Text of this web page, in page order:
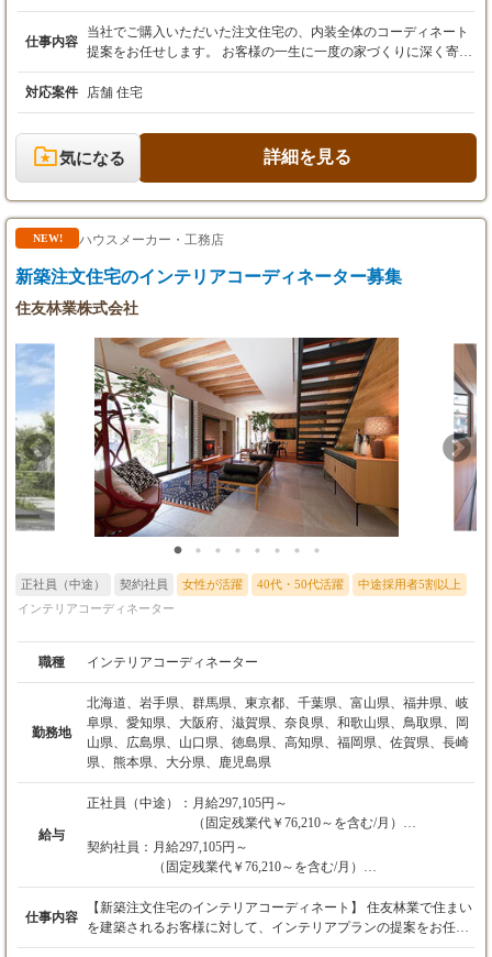
す。
※上記額には固定残業代（月30時間分、55,000
円～）を含みます。超過分は全額支給します。
り）
・インセンティブ賞与：年2回（1月、7月）
試用期間：6ヶ月（期間中の給与・待遇に変動
仕事内容
当社でご購入いただいた注文住宅の、内装全体のコーディネート
提案をお任せします。 お客様の一生に一度の家づくりに深く寄り
添い、理想の空間を形にする、やりがいの大きな仕事です。 【具
体的な業務内容】 ・お客様との内装打ち合わせ ・各種手配・管
理業務 ・事務作業 玄関ドアから壁紙、床材に至るまで、サンプ
ルをお見せしながらお客様の想いを引き出し、具体的なデザイン
へと落とし込んでいきます。 時には、キッチンやトイレといった
住宅設備、さらにはカーテンやテーブルなどの家具まで含めたト
宅、金融機関の支店などの実績も稀にあり 案件数：常時10件ほど
を並行して担当（時期により変動あり） 案件規模：30坪以下、20
00万円以上の案件が多い 繁忙期：5～6月、11～12月ごろ（引き渡
しに合わせて） 【チーム体制について】 部署人数：2名 コミュニ
ケーションを取る相手：お客様、家具業者 デザインの決め方：基
ら決めることが可能 働き方（TPOは固定か融通利かせられる
か）：9:00～18:30の固定勤務（休みは取りやすい環境）
対応案件 店舗 住宅
気になる 詳細を見る
NEW! ハウスメーカー・工務店
新築注文住宅のインテリアコーディネーター募集
住友林業株式会社
正社員（中途） 契約社員 女性が活躍 40代・50代活躍
中途採用者5割以上
インテリアコーディネーター
職種 インテリアコーディネーター
勤務地
北海道、岩手県、群馬県、東京都、千葉県、富山県、福井県、岐
阜県、愛知県、大阪府、滋賀県、奈良県、和歌山県、鳥取県、岡
山県、広島県、山口県、徳島県、高知県、福岡県、佐賀県、長崎
県、熊本県、大分県、鹿児島県
給与
正社員（中途）： 月給297,105円～
（固定残業代￥76,210～を含む/月）
※別途時間外手当あり（月給に含まれる41時間
を超過した時間外労働分について支給）
※別途業績手当は賞与にて支給
契約社員： 月給297,105円～
（固定残業代￥76,210～を含む/月）
※別途時間外手当あり（月給に含まれる41時間を超過
した時間外労働分について支給）
※別途交通費支給
※別途業績手当は賞与にて支給
仕事内容
【新築注文住宅のインテリアコーディネート】 住友林業で住まい
を建築されるお客様に対して、インテリアプランの提案をお任せ
します。 具体的には ■インテリア提案（家具・照明・カーテン